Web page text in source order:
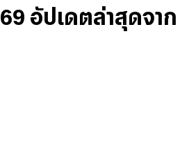
อัปเดตล่าสุดจาก